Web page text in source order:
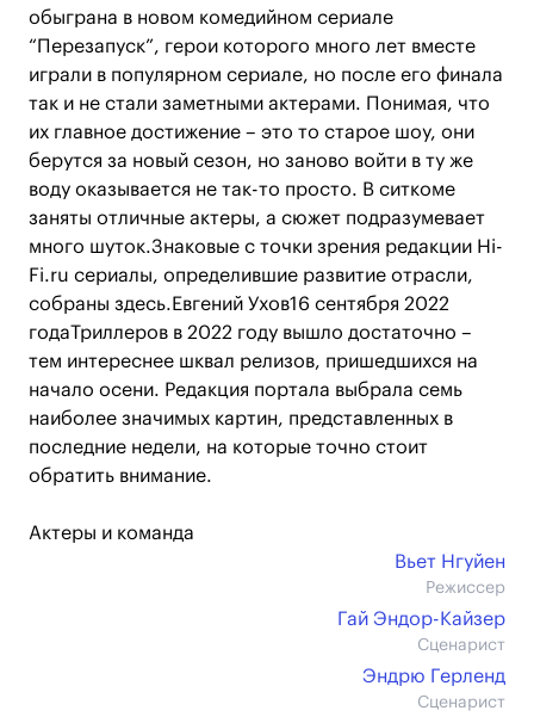
обыграна в новом комедийном сериале
“Перезапуск”, герои которого много лет вместе
играли в популярном сериале, но после его финала
так и не стали заметными актерами. Понимая, что
их главное достижение – это то старое шоу, они
берутся за новый сезон, но заново войти в ту же
воду оказывается не так-то просто. В ситкоме
заняты отличные актеры, а сюжет подразумевает
много шуток.Знаковые с точки зрения редакции Hi-
Fi.ru сериалы, определившие развитие отрасли,
собраны здесь.Евгений Ухов16 сентября 2022
годаТриллеров в 2022 году вышло достаточно –
тем интереснее шквал релизов, пришедшихся на
начало осени. Редакция портала выбрала семь
наиболее значимых картин, представленных в
последние недели, на которые точно стоит
обратить внимание.
Актеры и команда
Вьет Нгуйен
Режиссер
Гай Эндор-Кайзер
Сценарист
Эндрю Герленд
Сценарист